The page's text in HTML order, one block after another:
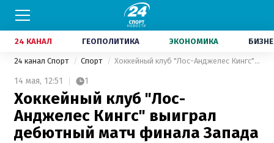
24 КАНАЛ ГЕОПОЛИТИКА ЭКОНОМИКА
24 канал Спорт Спорт Хоккейный клуб "Лос-Анджелес Кингс" выиграл дебютный матч финала Запада
14 мая, 12:51 1
Хоккейный клуб "Лос-
Анджелес Кингс" выиграл
дебютный матч финала Запада